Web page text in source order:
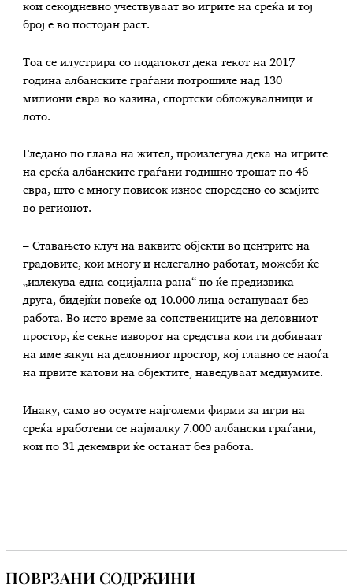
кои секојдневно учествуваат во игрите на среќа и тој
број е во постојан раст.
Тоа се илустрира со податокот дека текот на 2017
година албанските граѓани потрошиле над 130
милиони евра во казина, спортски обложувалници и
лото.
Гледано по глава на жител, произлегува дека на игрите
на среќа албанските граѓани годишно трошат по 46
евра, што е многу повисок износ споредено со земјите
во регионот.
– Ставањето клуч на ваквите објекти во центрите на
градовите, кои многу и нелегално работат, можеби ќе
„излекува една социјална рана“ но ќе предизвика
друга, бидејќи повеќе од 10.000 лица остануваат без
работа. Во исто време за сопствениците на деловниот
простор, ќе секне изворот на средства кои ги добиваат
на име закуп на деловниот простор, кој главно се наоѓа
на првите катови на објектите, наведуваат медиумите.
Инаку, само во осумте најголеми фирми за игри на
среќа вработени се најмалку 7.000 албански граѓани,
кои по 31 декември ќе останат без работа.
ПОВРЗАНИ СОДРЖИНИ